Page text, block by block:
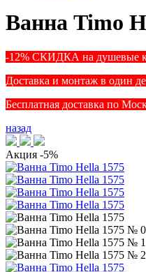
Ванна Timo
-12% СКИДКА на душевые
Доставка и монтаж в один
Бесплатная доставка по
назад
Акция -5%